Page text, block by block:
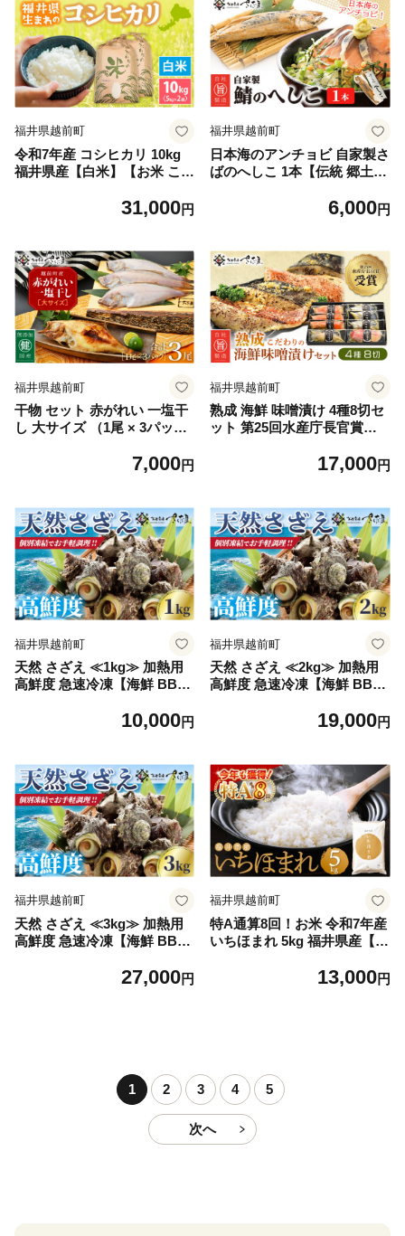
福井県越前町
令和7年産 コシヒカリ 10kg
福井県産【白米】【お米 こめ
米 人気品種】 [e30-c014]
31,000円
福井県越前町
日本海のアンチョビ 自家製さ
ばのへしこ 1本【伝統 郷土料
つまみ 酒の肴】 [e04-a001]
6,000円
福井県越前町
干物 セット 赤がれい 一塩干
し 大サイズ （1尾 × 3パック
赤カレイ 小分け 個包装 詰め
7,000円
福井県越前町
熟成 海鮮 味噌漬け 4種8切セ
ット 第25回水産庁長官賞受
金目鯛】【冷凍 小分け 個包
食品】 [e04-a065]
17,000円
福井県越前町
天然 さざえ ≪1kg≫ 加熱用
高鮮度 急速冷凍【海鮮 BBQ
10,000円
福井県越前町
天然 さざえ ≪2kg≫ 加熱用
高鮮度 急速冷凍【海鮮 BBQ
19,000円
福井県越前町
天然 さざえ ≪3kg≫ 加熱用
高鮮度 急速冷凍【海鮮 BBQ
27,000円
福井県越前町
特A通算8回！お米 令和7年産
いちほまれ 5kg 福井県産【米
13,000円
1 2 3 4 5
次へ